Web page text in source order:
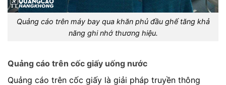
Quảng cáo trên máy bay qua khăn phủ đầu ghế tăng khả
năng ghi nhớ thương hiệu.
Quảng cáo trên cốc giấy uống nước
Quảng cáo trên cốc giấy là giải pháp truyền thông